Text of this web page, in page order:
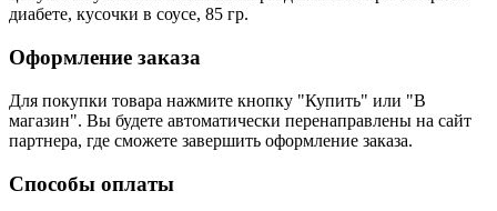
диабете, кусочки в соусе, 85 гр.
Оформление заказа
Для покупки товара нажмите кнопку "Купить" или "В
магазин". Вы будете автоматически перенаправлены на сайт
партнера, где сможете завершить оформление заказа.
Способы оплаты